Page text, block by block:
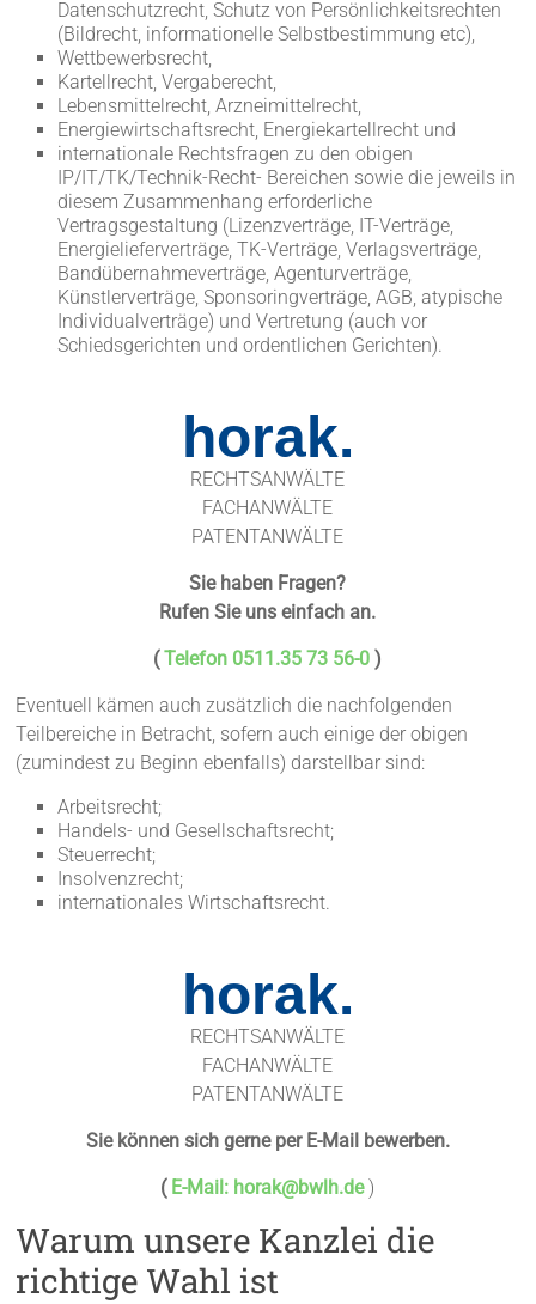
Datenschutzrecht, Schutz von Persönlichkeitsrechten
(Bildrecht, informationelle Selbstbestimmung etc),
Wettbewerbsrecht,
Kartellrecht, Vergaberecht,
Lebensmittelrecht, Arzneimittelrecht,
Energiewirtschaftsrecht, Energiekartellrecht und
internationale Rechtsfragen zu den obigen
IP/IT/TK/Technik-Recht- Bereichen sowie die jeweils in
diesem Zusammenhang erforderliche
Vertragsgestaltung (Lizenzverträge, IT-Verträge,
Energielieferverträge, TK-Verträge, Verlagsverträge,
Bandübernahmeverträge, Agenturverträge,
Künstlerverträge, Sponsoringverträge, AGB, atypische
Individualverträge) und Vertretung (auch vor
Schiedsgerichten und ordentlichen Gerichten).
horak.
RECHTSANWÄLTE
FACHANWÄLTE
PATENTANWÄLTE
Sie haben Fragen?
Rufen Sie uns einfach an.
(Telefon 0511.35 73 56-0 )
Eventuell kämen auch zusätzlich die nachfolgenden
Teilbereiche in Betracht, sofern auch einige der obigen
(zumindest zu Beginn ebenfalls) darstellbar sind:
Arbeitsrecht;
Handels- und Gesellschaftsrecht;
Steuerrecht;
Insolvenzrecht;
internationales Wirtschaftsrecht.
horak.
RECHTSANWÄLTE
FACHANWÄLTE
PATENTANWÄLTE
Sie können sich gerne per E-Mail bewerben.
( E-Mail: horak@bwlh.de)
Warum unsere Kanzlei die
richtige Wahl ist